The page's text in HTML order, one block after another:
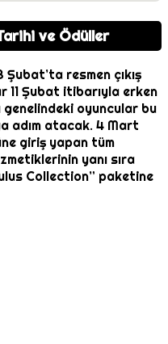
ve Ödüller
resmen çıkış
11 Şubat itibarıyla erken
genelindeki oyuncular bu
adım atacak. 4 Mart
giriş yapan tüm
yanı sıra
Collection” paketine